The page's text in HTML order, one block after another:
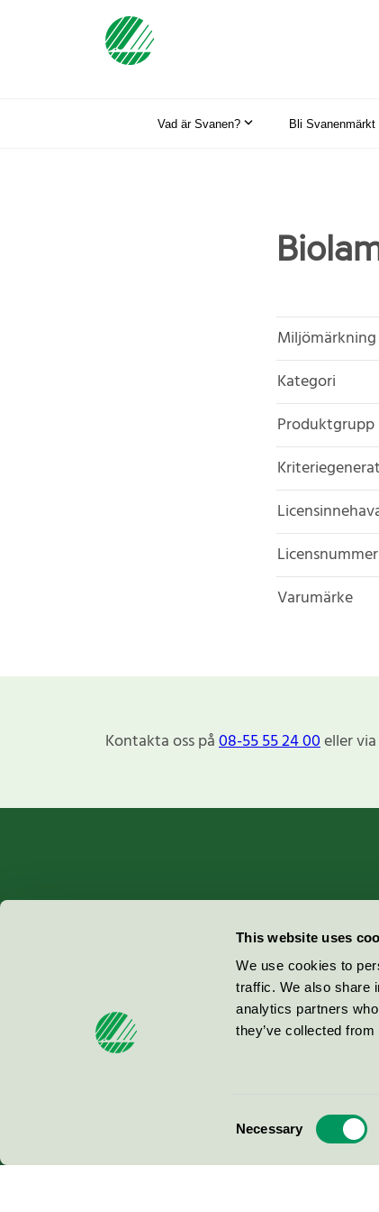
This website uses
We use cookies to
traffic. We also share
analytics partners
they’ve collected
Necessary
Vad är Svanen? Bli Svanenmärkt
Miljömärkning
Kategori
Produktgrupp
Licensnummer
Varumärke
Kontakta oss på08-55 55 24 00eller
Miljömärkning Sverige AB
100 64